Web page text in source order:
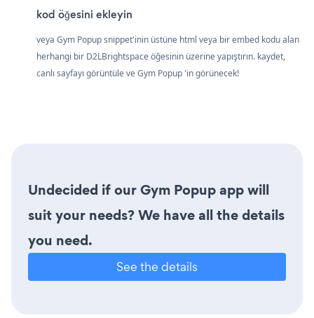
kod öğesini ekleyin
veya Gym Popup snippet'inin üstüne html veya bir embed kodu alan
herhangi bir D2LBrightspace öğesinin üzerine yapıştırın. kaydet,
canlı sayfayı görüntüle ve Gym Popup 'in görünecek!
Undecided if our Gym Popup app will
suit your needs? We have all the details
you need.
See the details